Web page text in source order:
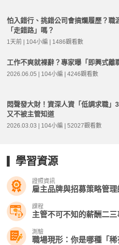
怕入錯行、挑錯公司會搞爛履歷？職
「走錯路」嗎？
1天前 | 104小編 | 1486觀看數
工作不爽就裸辭？專家曝「即興式離
2026.06.05 | 104小編 | 4246觀看數
悶聲發大財！資深人資「低調求職」
又不被主管知道
2026.03.03 | 104小編 | 52027觀看數
學習資源
證照資訊
雇主品牌與招募策略管理
課程
主管不可不知的薪酬二三
測驗
職場現形：你是哪種「稀